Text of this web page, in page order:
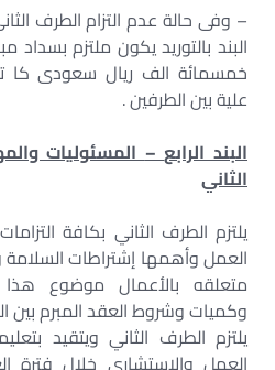
– وفى حالة عدم التزام الطرف
خمسمائة الف ريال سعودى كا
علية بين الطرفين .
البند الرابع–المسئوليات
الثاني
يلتزم الطرف الثاني بكافة
العمل وأهمها إشتراطات السلامة
متعلقه بالأعمال موضوع
وكميات وشروط العقد المبرم بين
يلتزم الطرف الثاني ويتقيد
العمل والاستشاري خلال فترة